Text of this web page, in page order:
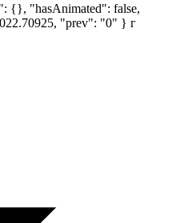
{}, "hasAnimated": false,
"prev": "0" } г